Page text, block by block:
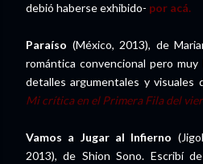
debió haberse exhibido- por acá.
Paraíso (México, 2013), de
romántica convencional pero
detalles argumentales y visuales
Mi crítica en el Primera Fila del
Vamos a Jugar al Infierno
2013), de Shion Sono. Escribí